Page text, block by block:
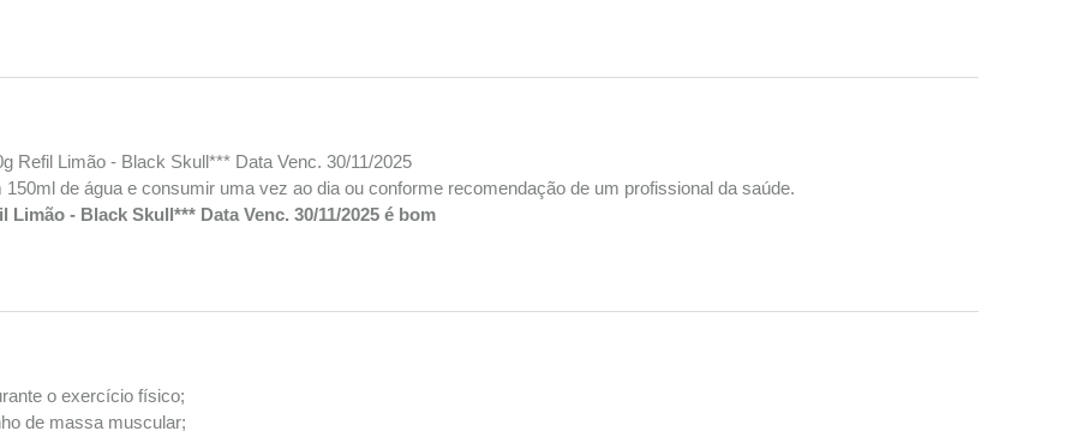
Refil Limão - Black Skull*** Data Venc. 30/11/2025
de água e consumir uma vez ao dia ou conforme recomendação de um profissional da saúde.
- Black Skull*** Data Venc. 30/11/2025 é bom
o exercício físico;
de massa muscular;